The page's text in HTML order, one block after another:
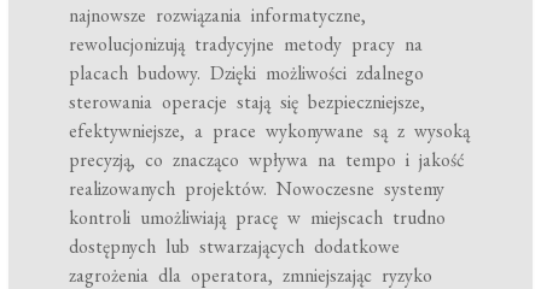
najnowsze rozwiązania informatyczne,
rewolucjonizują tradycyjne metody pracy na
placach budowy. Dzięki możliwości zdalnego
sterowania operacje stają się bezpieczniejsze,
efektywniejsze, a prace wykonywane są z wysoką
precyzją, co znacząco wpływa na tempo i jakość
realizowanych projektów. Nowoczesne systemy
kontroli umożliwiają pracę w miejscach trudno
dostępnych lub stwarzających dodatkowe
zagrożenia dla operatora, zmniejszając ryzyko